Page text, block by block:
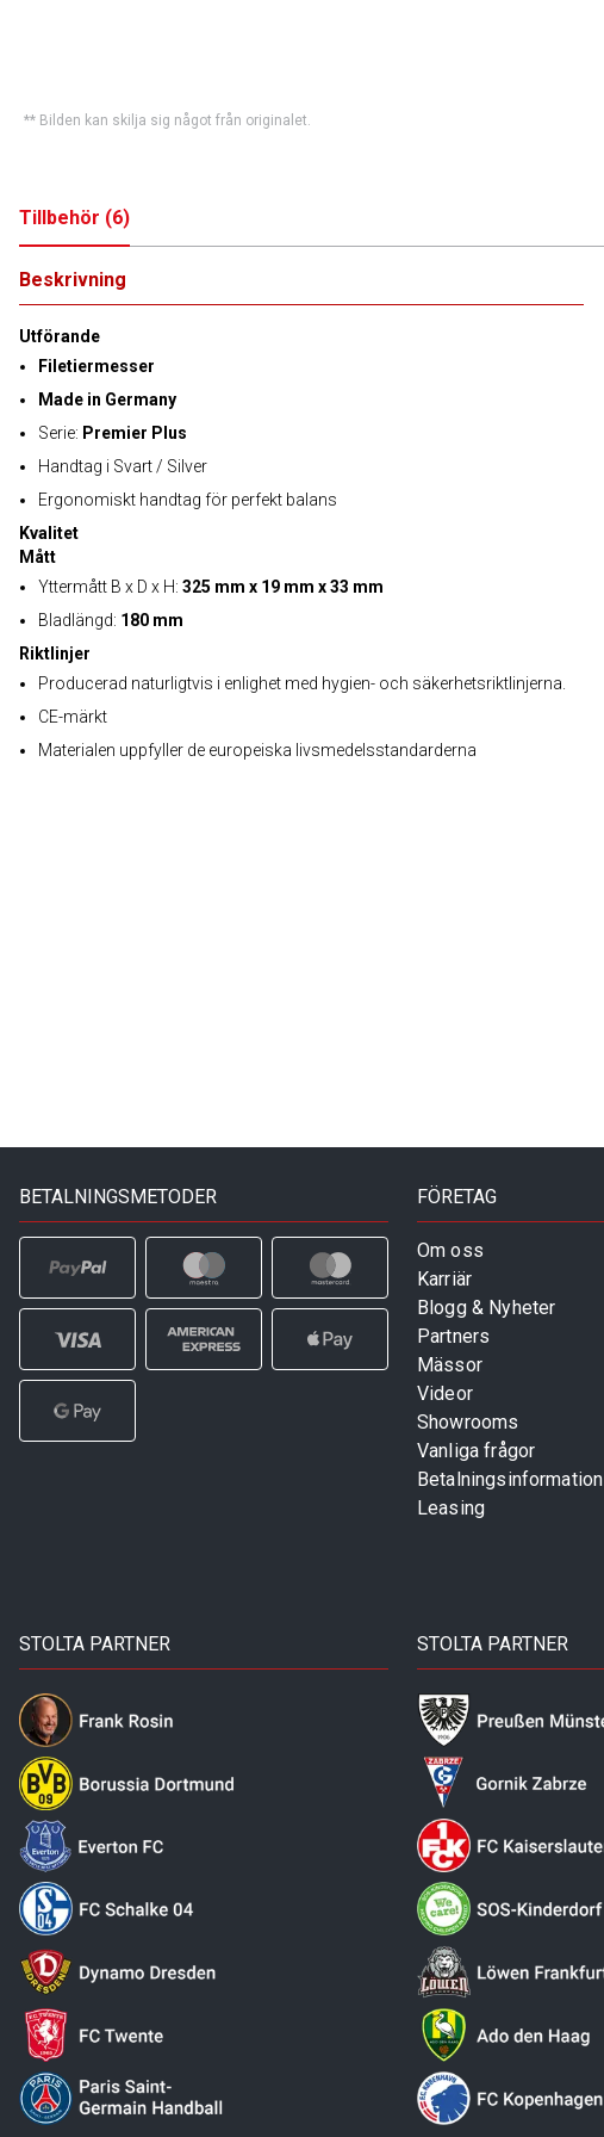
** Bilden kan skilja sig något från originalet.
Tillbehör (6)
Beskrivning
Utförande
Filetiermesser
Made in Germany
Serie: Premier Plus
Handtag i Svart / Silver
Ergonomiskt handtag för perfekt balans
Kvalitet
Mått
Yttermått B x D x H: 325 mm x 19 mm x 33 mm
Bladlängd: 180 mm
Riktlinjer
Producerad naturligtvis i enlighet med hygien- och säkerhetsriktlinjerna.
CE-märkt
Materialen uppfyller de europeiska livsmedelsstandarderna
BETALNINGSMETODER FÖRETAG
Om oss
Karriär
Blogg & Nyheter
Partners
Mässor
Videor
Showrooms
Vanliga frågor
Betalningsinformation
Leasing
STOLTA PARTNER STOLTA PARTNER